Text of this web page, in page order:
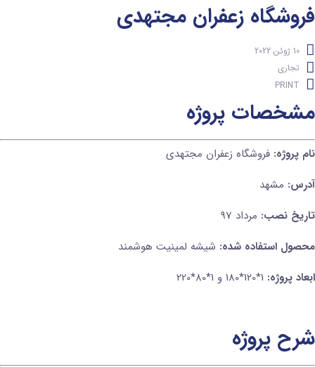
فروشگاه زعفران مجتهدی
10 ژوئن 2022
تجاری
PRINT
مشخصات پروژه
نام پروژه: فروشگاه زعفران مجتهدی
آدرس: مشهد
تاریخ نصب: مرداد 97
محصول استفاده شده: شیشه لمینیت هوشمند
ابعاد پروژه:
شرح پروژه